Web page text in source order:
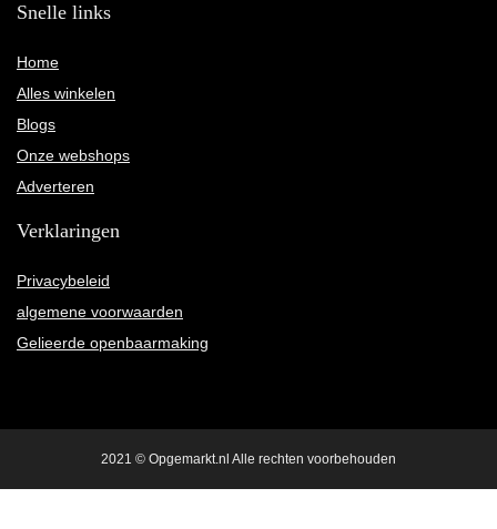
Snelle links
Home
Alles winkelen
Blogs
Onze webshops
Adverteren
Verklaringen
Privacybeleid
algemene voorwaarden
Gelieerde openbaarmaking
2021 © Opgemarkt.nl Alle rechten voorbehouden